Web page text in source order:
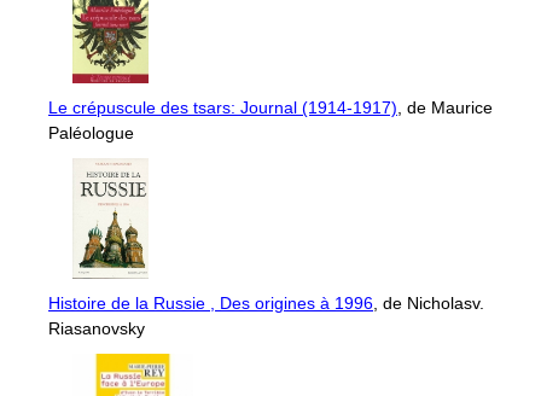
Le crépuscule des tsars: Journal (1914-1917), de Maurice
Paléologue
Histoire de la Russie , Des origines à 1996, de Nicholasv.
Riasanovsky